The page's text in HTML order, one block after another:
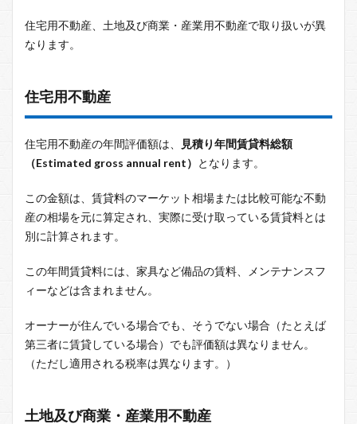
住宅用不動産、土地及び商業・産業用不動産で取り扱いが異
なります。
住宅用不動産
住宅用不動産の年間評価額は、
見積り年間賃貸料総額
（Estimated gross annual rent） となります。
この金額は、賃貸料のマーケット相場または比較可能な不動
産の相場を元に算定され、実際に受け取っている賃貸料とは
別に計算されます。
この年間賃貸料には、家具など備品の賃料、メンテナンスフ
ィーなどは含まれません。
オーナーが住んでいる場合でも、そうでない場合（たとえば
第三者に賃貸している場合）でも評価額は異なりません。
（ただし適用される税率は異なります。）
土地及び商業・産業用不動産